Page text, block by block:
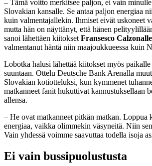
– Tämä voitto merkitsee paljon, ei vain
Slovakian kansalle. Se antaa paljon energiaa
kuin valmentajallekin. Ihmiset eivät uskoneet
mutta hän on näyttänyt, että hänen
sanoi lähettäen kiitoksetFransesco Calzonalle
valmentanut häntä niin maajoukkueessa kuin
Lobotka halusi lähettää kiitokset myös
suuntaan. Ottelu Deutsche Bank Arenalla
Slovakian kotiotteluksi, kun kymmenet
matkanneet fanit hukuttivat kannustuksellaan
allensa.
– He ovat matkanneet pitkän matkan. Loppua
energiaa, vaikka olimmekin väsyneitä. Niin
Vain yhdessä voimme saavuttaa todella isoja
Ei vain bussipuolustusta